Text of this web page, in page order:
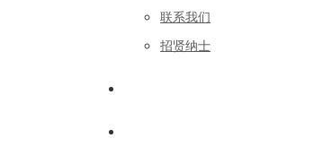
联系我们
招贤纳士